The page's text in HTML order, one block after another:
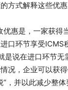
方式解释这些优惠
优惠是，一家获得
口环节享受ICMS
是说在进口环节无
况，企业可以获
，并以此减少整体